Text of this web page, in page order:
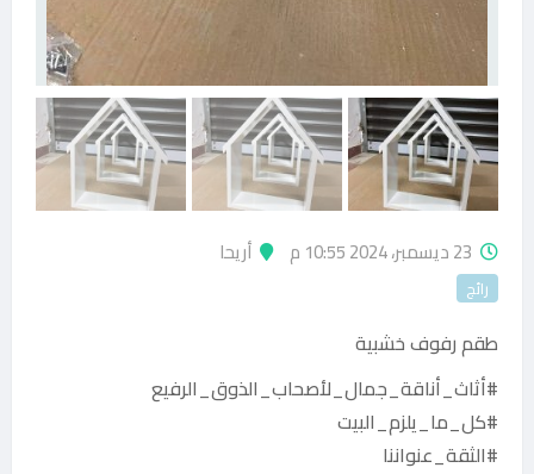
23 ديسمبر، 2024 10:55 م أريحا
رائج
طقم رفوف خشبية
#أثاث_أناقة_جمال_لأصحاب_الذوق_الرفيع
#كل_ما_يلزم_البيت
#الثقة_عنواننا